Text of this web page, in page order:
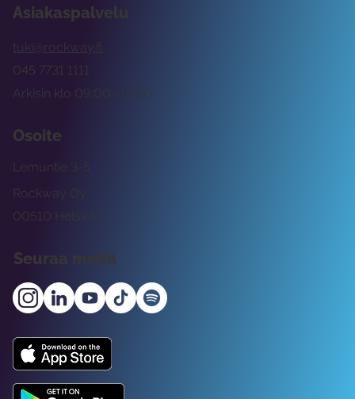
Asiakaspalvelu
tuki@rockway.fi
Arkisin klo 09:00 -15:00
045 7731 1111
Osoite
Rockway Oy
Lemuntie 3-5
00510 Helsinki
Seuraa meitä